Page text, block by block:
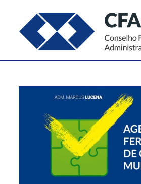
conteúdo